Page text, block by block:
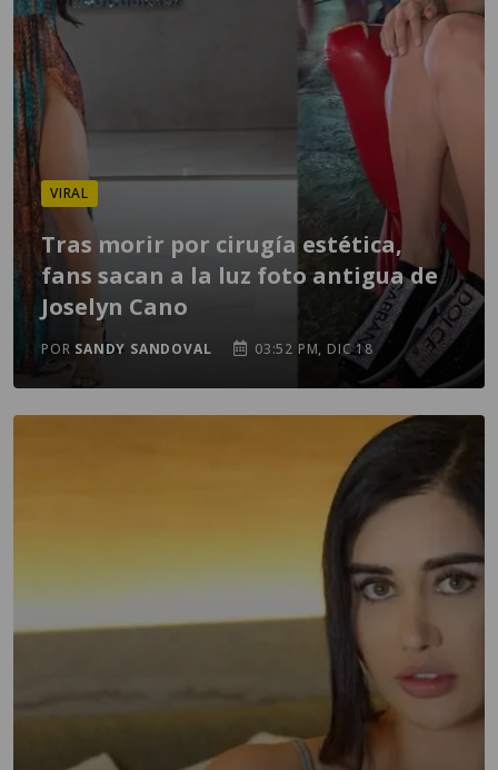
VIRAL
Tras morir por cirugía estética,
fans sacan a la luz foto antigua de
Joselyn Cano
POR SANDY SANDOVAL 03:52 PM, DIC 18